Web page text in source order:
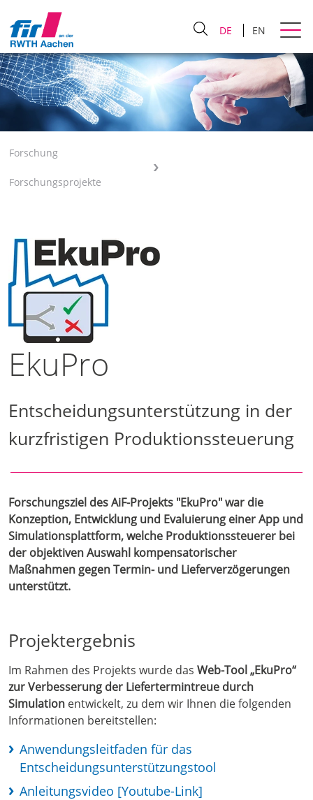
DE EN
Forschung
Forschungsprojekte
EkuPro
Entscheidungsunterstützung in der
kurzfristigen Produktionssteuerung
Forschungsziel des AiF-Projekts "EkuPro" war die
Konzeption, Entwicklung und Evaluierung einer App und
Simulationsplattform, welche Produktionssteuerer bei
der objektiven Auswahl kompensatorischer
Maßnahmen gegen Termin- und Lieferverzögerungen
unterstützt.
Projektergebnis
Im Rahmen des Projekts wurde das Web-Tool „EkuPro“
zur Verbesserung der Liefertermintreue durch
Simulation entwickelt, zu dem wir Ihnen die folgenden
Informationen bereitstellen:
Anwendungsleitfaden für das
Entscheidungsunterstützungstool
Anleitungsvideo [Youtube-Link]